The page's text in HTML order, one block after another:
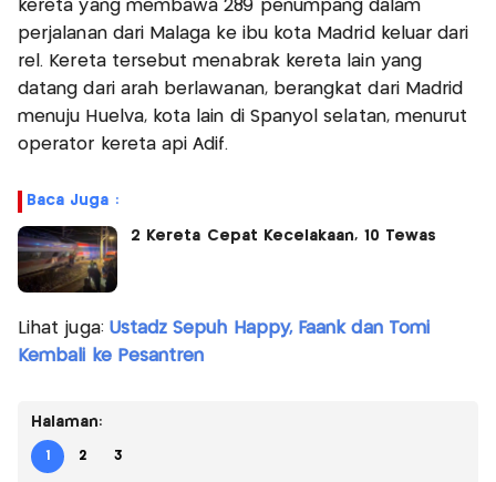
kereta yang membawa 289 penumpang dalam
perjalanan dari Malaga ke ibu kota Madrid keluar dari
rel. Kereta tersebut menabrak kereta lain yang
datang dari arah berlawanan, berangkat dari Madrid
menuju Huelva, kota lain di Spanyol selatan, menurut
operator kereta api Adif.
Baca Juga :
2 Kereta Cepat Kecelakaan, 10 Tewas
Lihat juga: Ustadz Sepuh Happy, Faank dan Tomi
Kembali ke Pesantren
Halaman:
1 2 3